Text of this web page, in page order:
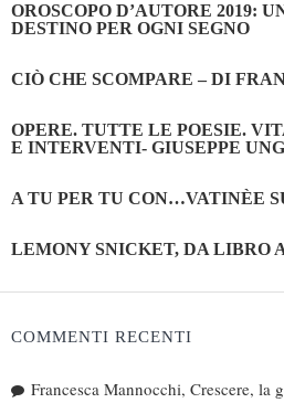
Marketing
OROSCOPO D’AUTORE 2019:
DESTINO PER OGNI SEGNO
CIÒ CHE SCOMPARE – DI
OPERE. TUTTE LE POESIE.
E INTERVENTI- GIUSEPPE
A TU PER TU CON…VATINÈE
LEMONY SNICKET, DA LIBRO
COMMENTI RECENTI
Francesca Mannocchi, Crescere, la